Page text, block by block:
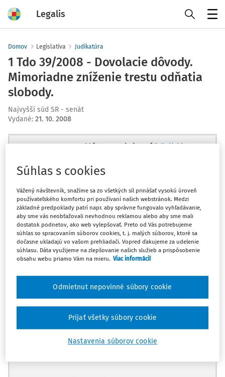
Legalis
Domov Legislatíva Judikatúra
1 Tdo 39/2008 - Dovolacie dôvody.
Mimoriadne zníženie trestu odňatia
slobody.
Najvyšší súd SR - senát
Vydané: 21. 10. 2008
Máte predplatné? Prihláste sa
Ups, zatiaľ ste si prečítali len
začiatok...
Celý odborný obsah z tejto oblasti je
dostupný predplatiteľom portálu.
Odomknite si prístup k odbornému
obsahu a získajte prístup na 10 dní
zdarma, stačí sa len zaregistrovať.
Vďaka registrácii získate prístup aj k
Súhlas s cookies
Vážený návštevník, snažíme sa zo všetkých síl prinášať vysokú úroveň
používateľského komfortu pri používaní našich webstránok. Medzi
základné predpoklady patrí napr. aby správne fungovalo vyhľadávanie,
aby sme vás neobťažovali nevhodnou reklamou alebo aby sme mali
dostatok podnetov, ako web vylepšovať. Preto od Vás potrebujeme
súhlas so spracovaním súborov cookies, t. j. malých súborov, ktoré sa
dočasne ukladajú vo vašom prehliadači. Vopred ďakujeme za udelenie
súhlasu. Dáta využijeme na zlepšovanie našich služieb a prispôsobenie
obsahu webu priamo Vám na mieru. Viac informácií
Nastavenia súborov cookie
Odmietnut nepovinné súbory cookie
Prijať všetky súbory cookie